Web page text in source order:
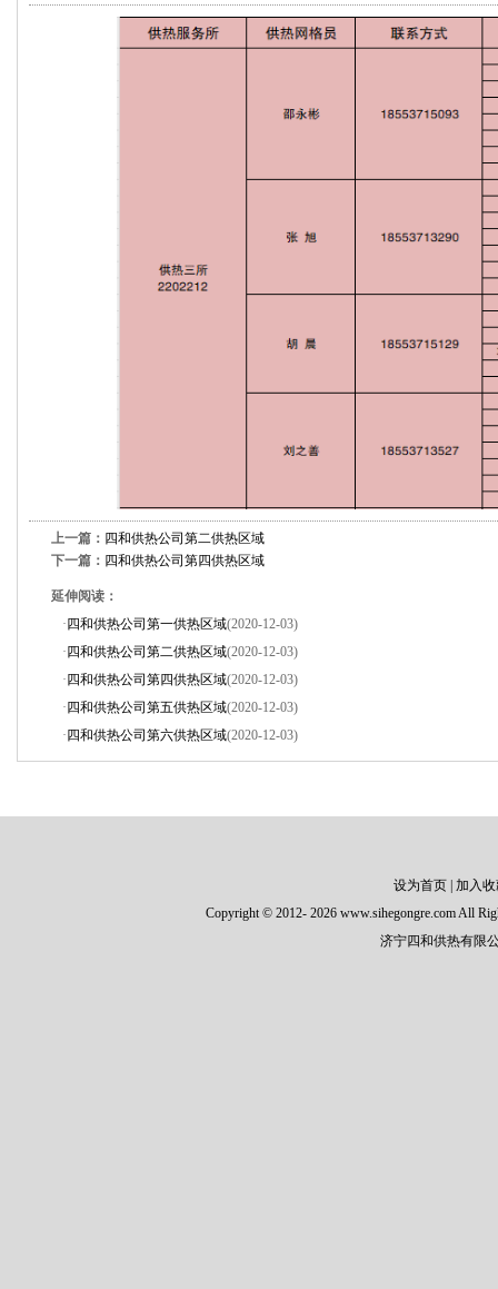
上一篇： 四和供热公司第二供热区域
下一篇： 四和供热公司第四供热区域
延伸阅读：
· 四和供热公司第一供热区域(2020-12-03)
· 四和供热公司第二供热区域(2020-12-03)
· 四和供热公司第四供热区域(2020-12-03)
· 四和供热公司第五供热区域(2020-12-03)
· 四和供热公司第六供热区域(2020-12-03)
设为首页 加入
Copyright© 2012- 2026 www.sihegongre.com All
济宁四和供热有限